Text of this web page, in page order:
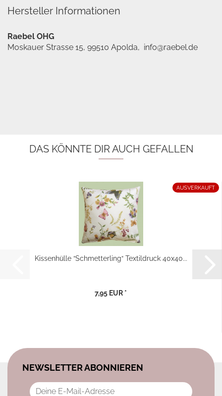
Hersteller Informationen
Raebel OHG
Moskauer Strasse 15, 99510 Apolda, info@raebel.de
DAS KÖNNTE DIR AUCH GEFALLEN
AUSVERKAUFT
Kissenhülle “Schmetterling“ Textildruck 40x40...
7,95 EUR *
NEWSLETTER ABONNIEREN